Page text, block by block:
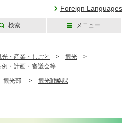
Foreign Languages
検索 メニュー
光・産業・しごと > 観光 >
・計画・審議会等
観光部 > 観光戦略課